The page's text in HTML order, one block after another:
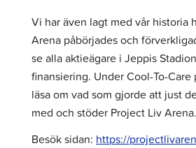
Vi har även lagt med vår historia
Arena påbörjades och
se alla aktieägare i Jeppis
finansiering. Under Cool-To-Care
läsa om vad som gjorde att just
med och stöder Project Liv Arena.
Besök sidan: https://